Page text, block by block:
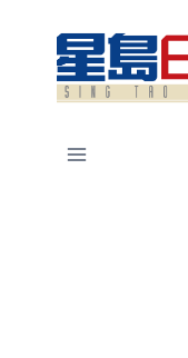
content